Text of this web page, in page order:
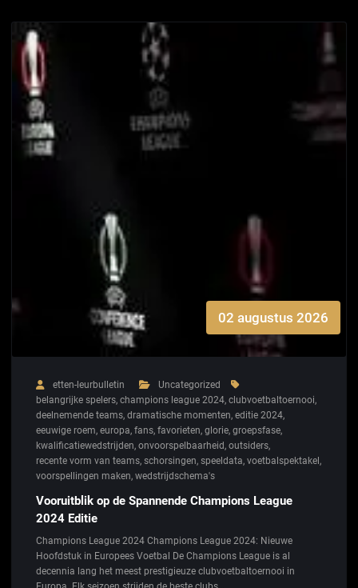
02 augustus 2026
etten-leurbulletin
Uncategorized
belangrijke spelers, champions league 2024, clubvoetbaltoernooi,
deelnemende teams, dramatische momenten, editie 2024,
eeuwige roem, europa, fans, favorieten, glorie, groepsfase,
kwalificatiewedstrijden, onvoorspelbaarheid, outsiders,
recente vorm van teams, schorsingen, speeldata, voetbalspektakel,
voorspellingen maken, wedstrijdschema's
Vooruitblik op de Spannende Champions League
2024 Editie
Champions League 2024 Champions League 2024: Nieuwe
Hoofdstuk in Europees Voetbal De Champions League is al
decennia lang het meest prestigieuze clubvoetbaltoernooi in